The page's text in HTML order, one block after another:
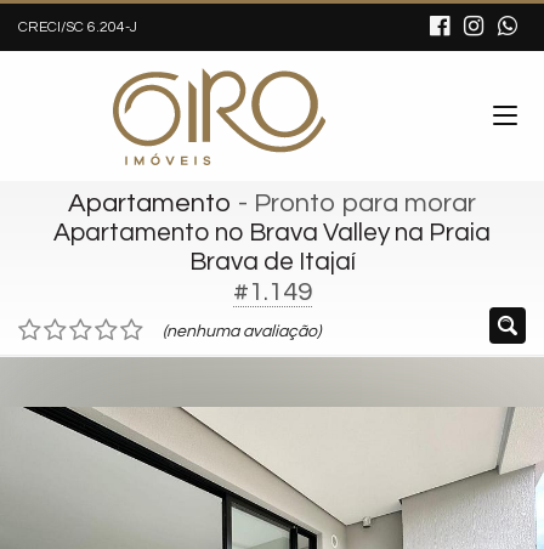
CRECI/SC 6.204-J
Apartamento - Pronto para morar
Apartamento no Brava Valley na Praia
Brava de Itajaí
#1.149
(nenhuma avaliação)